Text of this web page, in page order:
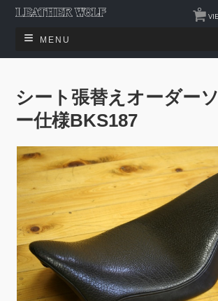
0
MENU
シート張替えオーダー
ー仕様BKS187